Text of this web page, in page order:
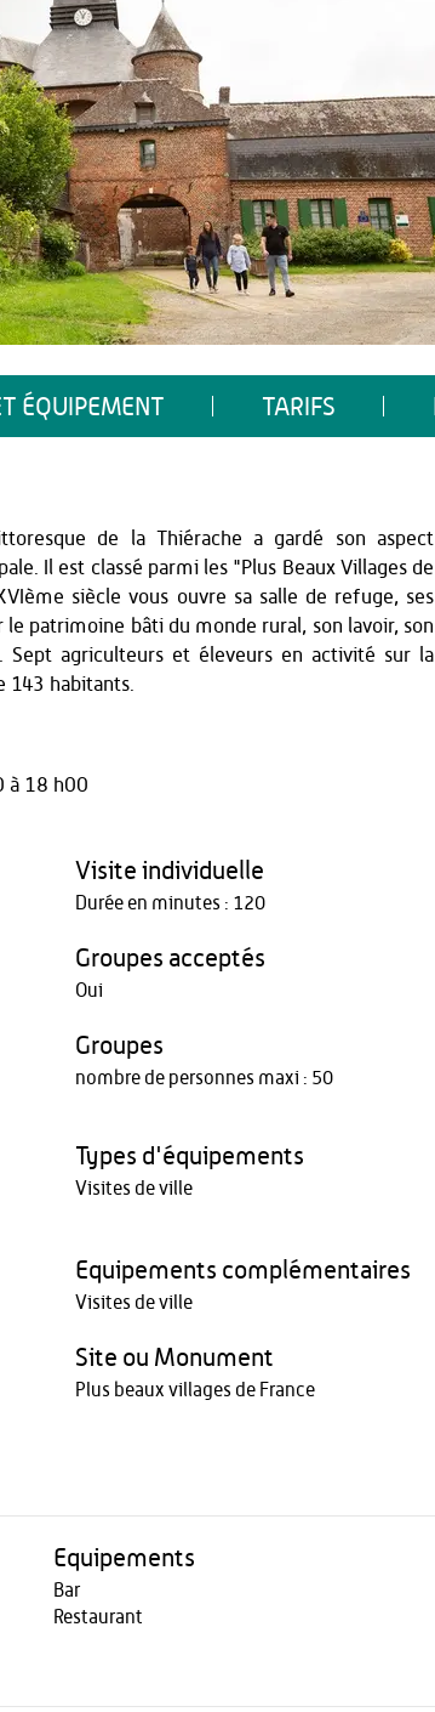
ÉQUIPEMENT TARIFS
de la Thiérache a gardé son aspect
Il est classé parmi les "Plus Beaux Villages de
siècle vous ouvre sa salle de refuge, ses
patrimoine bâti du monde rural, son lavoir, son
agriculteurs et éleveurs en activité sur la
143 habitants.
à 18 h00
Visite individuelle
Durée en minutes : 120
Groupes acceptés
Oui
Groupes
nombre de personnes maxi : 50
Types d'équipements
Visites de ville
Equipements complémentaires
Visites de ville
Site ou Monument
Plus beaux villages de France
Equipements
Bar
Restaurant